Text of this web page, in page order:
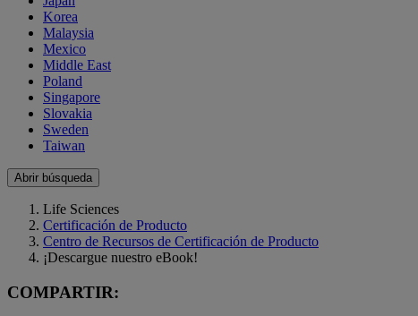
Korea
Malaysia
Mexico
Middle East
Poland
Singapore
Slovakia
Sweden
Taiwan
Abrir búsqueda
Life Sciences
Certificación de Producto
Centro de Recursos de Certificación de Producto
¡Descargue nuestro eBook!
COMPARTIR: